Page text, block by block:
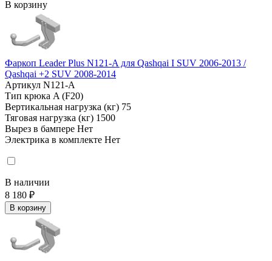
В корзину
Фаркоп Leader Plus N121-A для Qashqai I SUV 2006-2013 /
Qashqai +2 SUV 2008-2014
Артикул N121-A
Тип крюка A (F20)
Вертикальная нагрузка (кг) 75
Тяговая нагрузка (кг) 1500
Вырез в бампере Нет
Электрика в комплекте Нет
В наличии
8 180 ₽
В корзину